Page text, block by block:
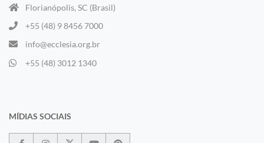
Florianópolis, SC (Brasil)
+55 (48) 9 8456 7000
info@ecclesia.org.br
+55 (48) 3012 1340
MÍDIAS SOCIAIS